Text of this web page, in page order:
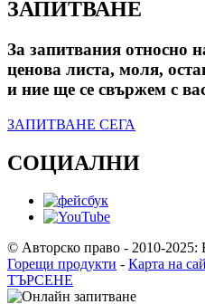
ЗАПИТВАНЕ
За запитвания относно
ценова листа, моля,
и ние ще се свържем с
ЗАПИТВАНЕ СЕГА
СОЦИАЛНИ
© Авторско право - 2010-2025:
Горещи продукти - Карта на
ТЪРСЕНЕ